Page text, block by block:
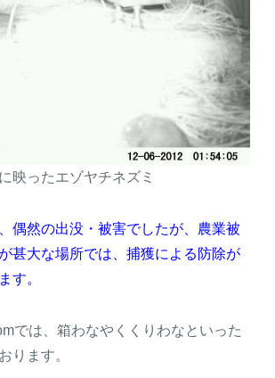
映ったエゾヤチネズミ
偶然の出没・被害でしたが、農業被
甚大な場所では、捕獲による防除が
す。
では、箱わなやくくりわなといった
ります。